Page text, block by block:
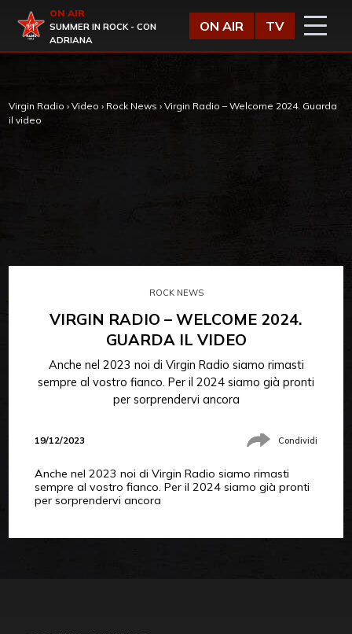
Virgin Radio
ON AIR
SUMMER IN ROCK - CON
ADRIANA
ON AIR TV
Virgin Radio › Video › Rock News › Virgin Radio – Welcome 2024. Guarda
il video
ROCK NEWS
VIRGIN RADIO – WELCOME 2024.
GUARDA IL VIDEO
Anche nel 2023 noi di Virgin Radio siamo rimasti
sempre al vostro fianco. Per il 2024 siamo già pronti
per sorprendervi ancora
19/12/2023 Condividi
Anche nel 2023 noi di Virgin Radio siamo rimasti
sempre al vostro fianco. Per il 2024 siamo già pronti
per sorprendervi ancora